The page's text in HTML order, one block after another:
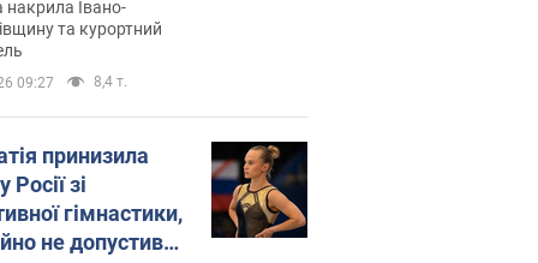
Відео
накрила Івано-
та курортний
09:27 8,4 т.
принизила
Росії зі
гімнастики,
не допустивши